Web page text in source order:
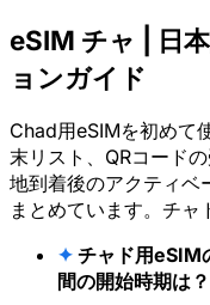
eSIM チャ | 日
ョンガイド
Chad用eSIMを初めて
末リスト、QRコード
地到着後のアクティベ
まとめています。チャ
✦ チャド用eSIM
間の開始時期は？